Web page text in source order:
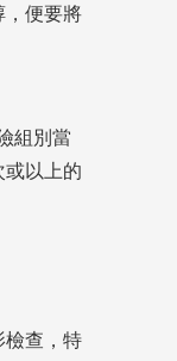
，便要將
組別當
或以上的
檢查，特